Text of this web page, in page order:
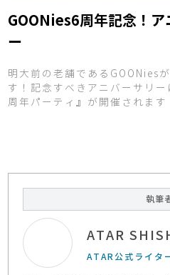
GOONies6周年記念！ア
ー
明大前の老舗であるGOONies
す！記念すべきアニバーサリ
周年パーティ』が開催されます
執筆
ATAR
ATAR公式ライタ